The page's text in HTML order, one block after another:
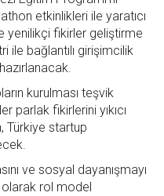
etkinlikleri ile yaratıcı
yenilikçi fikirler geliştirme
ile bağlantılı girişimcilik
kurulması teşvik
parlak fikirlerini yıkıcı
Türkiye startup
ve sosyal dayanışmayı
rol model